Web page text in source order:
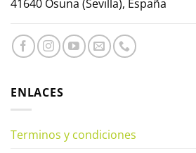
41640 Osuna (Sevilla), España
ENLACES
Terminos y condiciones